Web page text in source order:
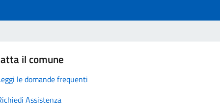
il comune
le domande frequenti
Assistenza